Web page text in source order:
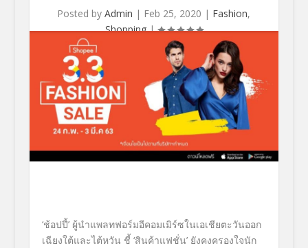
Posted byAdmin | Feb 25, 2020 | Fashion,
Shopping|
‘ช้อปปี้’ ผู้นำแพลทฟอร์มอีคอมเมิร์ซในเอเชียตะวันออก
เฉียงใต้และไต้หวัน ชี้ ‘สินค้าแฟชั่น’ ยังคงครองใจนัก